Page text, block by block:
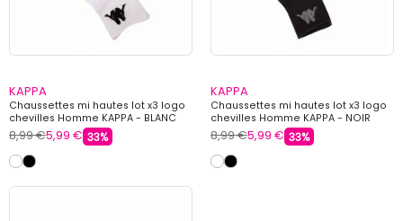
KAPPA
Chaussettes mi hautes lot x3 logo
chevilles Homme KAPPA - BLANC
8,99 €5,99 € 33%
KAPPA
Chaussettes mi hautes lot x3 logo
chevilles Homme KAPPA - NOIR
8,99 €5,99 € 33%